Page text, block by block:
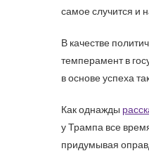
самое случится и
В качестве
темперамент в
в основе успеха
Как однажды
у Трампа все
придумывая